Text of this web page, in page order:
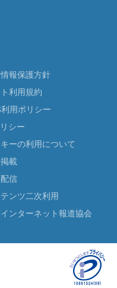
報保護方針
利用規約
用ポリシー
シー
ーの利用について
載
信
ンツ二次利用
ンターネット報道協会